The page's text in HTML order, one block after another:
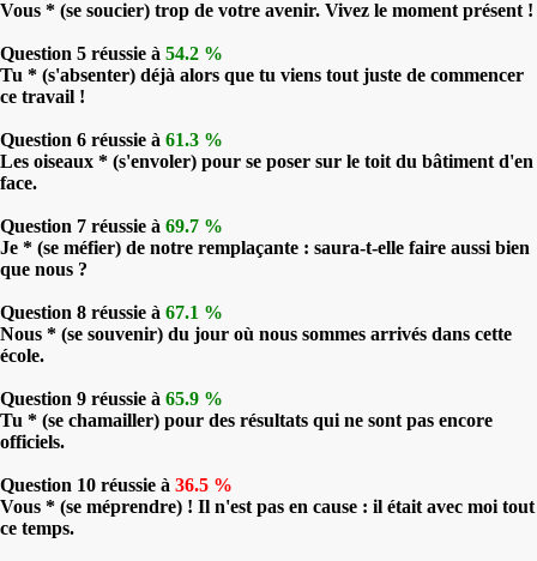
Vous * (se soucier) trop de votre avenir. Vivez le moment présent !
Question 5 réussie à 54.2 %
Tu * (s'absenter) déjà alors que tu viens tout juste de commencer
ce travail !
Question 6 réussie à 61.3 %
Les oiseaux * (s'envoler) pour se poser sur le toit du bâtiment d'en
face.
Question 7 réussie à 69.7 %
Je * (se méfier) de notre remplaçante : saura-t-elle faire aussi bien
que nous ?
Question 8 réussie à 67.1 %
Nous * (se souvenir) du jour où nous sommes arrivés dans cette
école.
Question 9 réussie à 65.9 %
Tu * (se chamailler) pour des résultats qui ne sont pas encore
officiels.
Question 10 réussie à 36.5 %
Vous * (se méprendre) ! Il n'est pas en cause : il était avec moi tout
ce temps.